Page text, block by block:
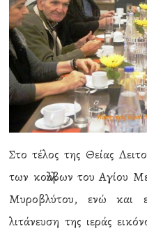
Στο τέλος της Θείας
των κολλύβων του Αγίου
Μυροβλύτου, ενώ και
λιτάνευση της ιεράς